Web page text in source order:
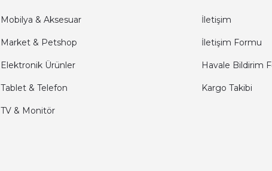
Mobilya & Aksesuar
Market & Petshop
Elektronik Ürünler
Tablet & Telefon
TV & Monitör
İletişim
İletişim Formu
Havale Bildirim
Kargo Takibi